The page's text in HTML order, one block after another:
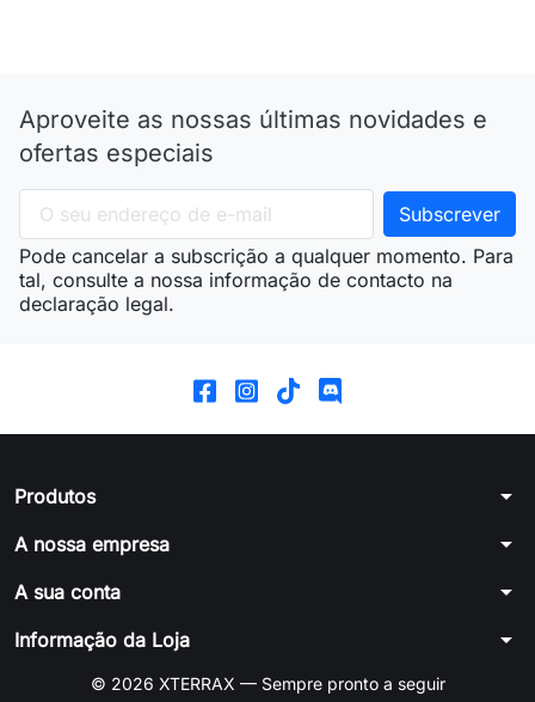
Aproveite as nossas últimas novidades e
ofertas especiais
Pode cancelar a subscrição a qualquer momento. Para
tal, consulte a nossa informação de contacto na
declaração legal.
Produtos arrow_drop_down
A nossa empresa arrow_drop_down
A sua conta arrow_drop_down
Informação da Loja arrow_drop_down
© 2026 XTERRAX — Sempre pronto a seguir